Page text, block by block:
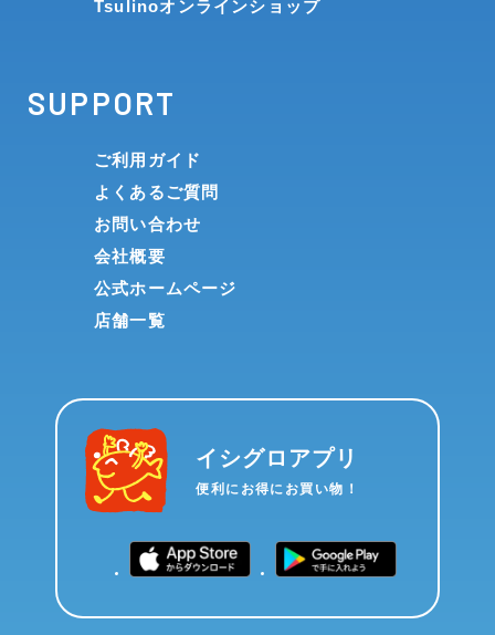
Tsulinoオンラインショップ
SUPPORT
ご利用ガイド
よくあるご質問
お問い合わせ
会社概要
公式ホームページ
店舗一覧
イシグロアプリ
便利にお得にお買い物！